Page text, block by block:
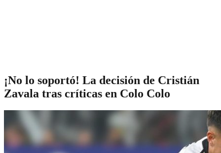
¡No lo soportó! La decisión de Cristián
Zavala tras críticas en Colo Colo